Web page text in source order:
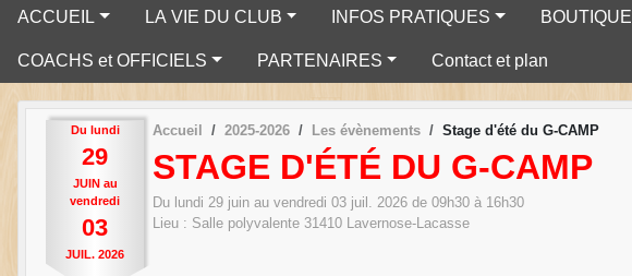
ACCUEIL LA VIE DU CLUB INFOS PRATIQUES BOUTIQUE
COACHS et OFFICIELS PARTENAIRES Contact et plan
Du lundi
29
JUINau
vendredi
03
JUIL. 2026
Accueil 2025-2026 Les évènements Stage d'été du G-CAMP
STAGE D'ÉTÉ DU G-CAMP
Du lundi 29 juin au vendredi 03 juil. 2026 de 09h30 à 16h30
Lieu : Salle polyvalente 31410 Lavernose-Lacasse